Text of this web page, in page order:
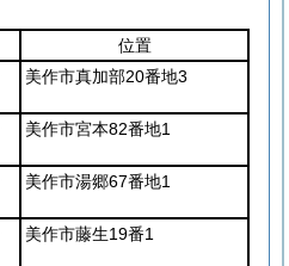
位置
美作市真加部20番地3
美作市宮本82番地1
美作市湯郷67番地1
美作市藤生19番1